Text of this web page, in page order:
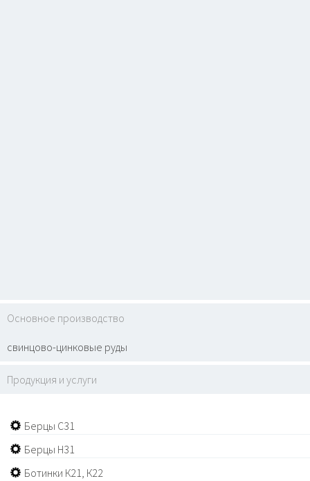
Основное производство
свинцово-цинковые руды
Продукция и услуги
Берцы C31
Берцы Н31
Ботинки К21, К22